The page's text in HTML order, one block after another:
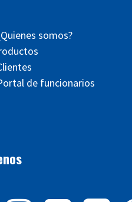
somos?
de funcionarios